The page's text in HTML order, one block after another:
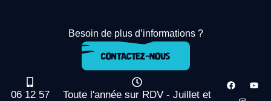
Besoin de plus d’informations ?
06 12 57
Toute l'année sur RDV - Juillet et